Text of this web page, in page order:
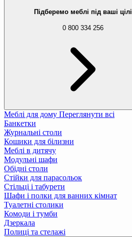
Підберемо меблі під ваші цілі
0 800 334 256
Меблі для дому Переглянути всі
Банкетки
Журнальні столи
Кошики для білизни
Меблі в дитячу
Модульні шафи
Обідні столи
Стійки для парасольок
Стільці і табурети
Шафи і полки для ванних кімнат
Туалетні столики
Комоди і тумби
Дзеркала
Полиці та стелажі